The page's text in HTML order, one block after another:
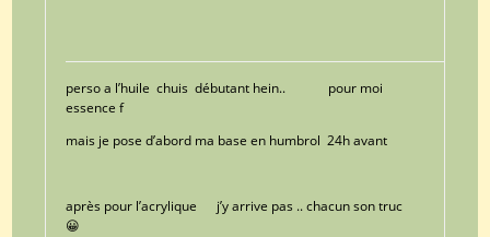
perso a l’huile chuis débutant hein.. pour moi
essence f
mais je pose d’abord ma base en humbrol 24h avant
après pour l’acrylique j’y arrive pas .. chacun son truc
😀